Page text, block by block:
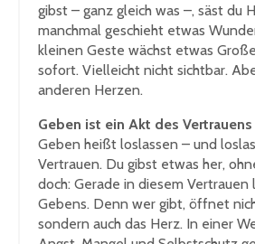
gibst – ganz gleich was –, säst du
manchmal geschieht etwas
kleinen Geste wächst etwas
sofort. Vielleicht nicht sichtbar.
anderen Herzen.
Geben ist ein Akt des Vertrauens
Geben heißt loslassen – und
Vertrauen. Du gibst etwas her,
doch: Gerade in diesem
Gebens. Denn wer gibt, öffnet
sondern auch das Herz. In einer